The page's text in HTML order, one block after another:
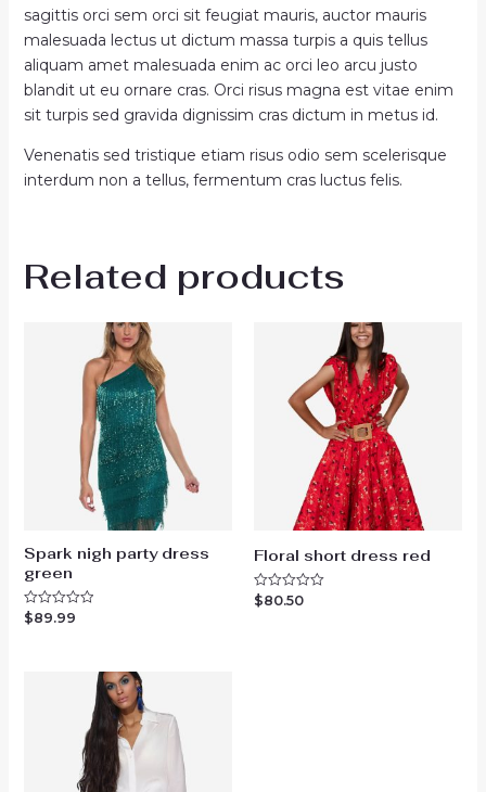
sagittis orci sem orci sit feugiat mauris, auctor mauris
malesuada lectus ut dictum massa turpis a quis tellus
aliquam amet malesuada enim ac orci leo arcu justo
blandit ut eu ornare cras. Orci risus magna est vitae enim
sit turpis sed gravida dignissim cras dictum in metus id.
Venenatis sed tristique etiam risus odio sem scelerisque
interdum non a tellus, fermentum cras luctus felis.
Related products
Spark nigh party dress
green
Rated
0
$89.99
Floral short dress red
Rated
0
$80.50